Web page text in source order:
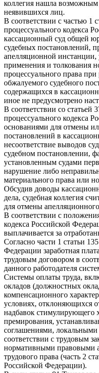
коллегия нашла возможным
неявившихся лиц.
В соответствии с частью 1
процессуального кодекса
кассационный суд общей
судебных постановлений,
апелляционной инстанции,
применения и толкования
процессуального права
обжалуемого судебного
содержащихся в
иное не предусмотрено
В соответствии со статьей
процессуального кодекса
основаниями для отмены
постановлений в
несоответствие выводов
судебном постановлении,
установленным судами
нарушение либо
материального права или
Обсудив доводы
дела, судебная коллегия
для отмены
В соответствии с
кодекса Российской
выплачивается за
Согласно части 1 статьи
Федерации заработная
трудовым договором в
данного работодателя
Системы оплаты труда,
окладов (должностных
компенсационного
условиях, отклоняющихся
надбавок стимулирующего
премирования,
соглашениями,
соответствии с трудовым
нормативными правовыми
трудового права (часть 2
Российской Федерации).